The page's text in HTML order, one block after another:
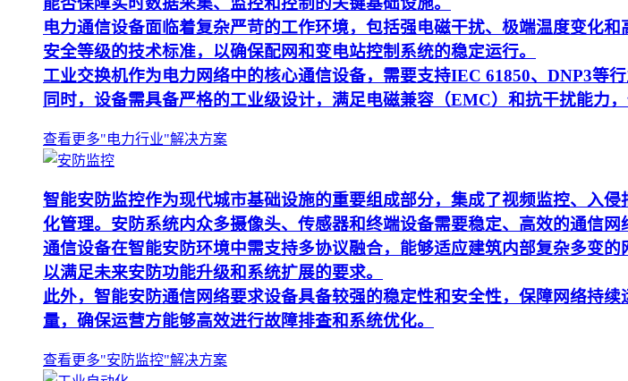
电力通信设备面临着复杂严苛的工作环境，包括强电磁干扰、极端温度变化
安全等级的技术标准，以确保配网和变电站控制系统的稳定运行。
工业交换机作为电力网络中的核心通信设备，需要支持IEC 61850、DNP3等
同时，设备需具备严格的工业级设计，满足电磁兼容（EMC）和抗干扰能力
查看更多"电力行业"解决方案
智能安防监控作为现代城市基础设施的重要组成部分，集成了视频监控、入
化管理。安防系统内众多摄像头、传感器和终端设备需要稳定、高效的通信网
通信设备在智能安防环境中需支持多协议融合，能够适应建筑内部复杂多变
以满足未来安防功能升级和系统扩展的要求。
此外，智能安防通信网络要求设备具备较强的稳定性和安全性，保障网络持
量，确保运营方能够高效进行故障排查和系统优化。
查看更多"安防监控"解决方案